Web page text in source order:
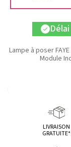
check
Lampe à poser FAYE -
LIVRAISON
GRATUITE*